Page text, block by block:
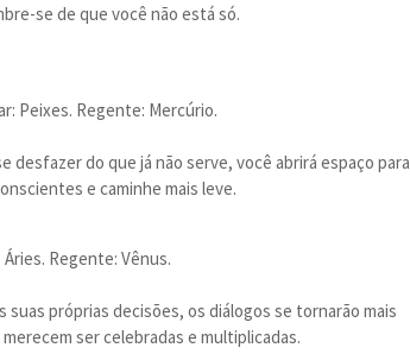
se de que você não está só.
Peixes. Regente: Mercúrio.
desfazer do que já não serve, você abrirá espaço para
e caminhe mais leve.
Regente: Vênus.
próprias decisões, os diálogos se tornarão mais
ser celebradas e multiplicadas.